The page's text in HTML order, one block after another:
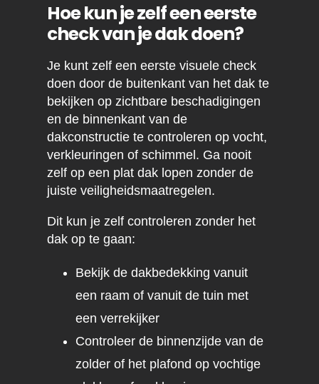
Hoe kun je zelf een eerste
check van je dak doen?
Je kunt zelf een eerste visuele check
doen door de buitenkant van het dak te
bekijken op zichtbare beschadigingen
en de binnenkant van de
dakconstructie te controleren op vocht,
verkleuringen of schimmel. Ga nooit
zelf op een plat dak lopen zonder de
juiste veiligheidsmaatregelen.
Dit kun je zelf controleren zonder het
dak op te gaan:
Bekijk de dakbedekking vanuit
een raam of vanuit de tuin met
een verrekijker
Controleer de binnenzijde van de
zolder of het plafond op vochtige